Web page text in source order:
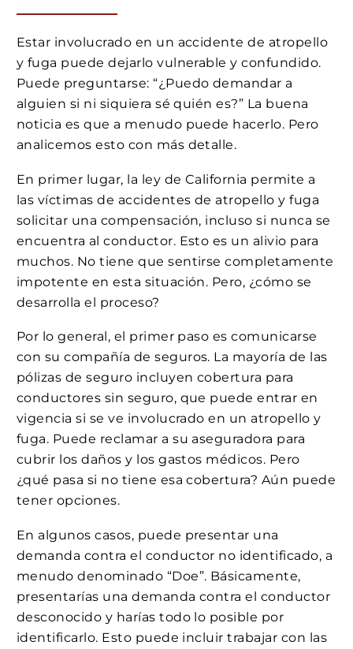
Estar involucrado en un accidente de atropello
y fuga puede dejarlo vulnerable y confundido.
Puede preguntarse: “¿Puedo demandar a
alguien si ni siquiera sé quién es?” La buena
noticia es que a menudo puede hacerlo. Pero
analicemos esto con más detalle.
En primer lugar, la ley de California permite a
las víctimas de accidentes de atropello y fuga
solicitar una compensación, incluso si nunca se
encuentra al conductor. Esto es un alivio para
muchos. No tiene que sentirse completamente
impotente en esta situación. Pero, ¿cómo se
desarrolla el proceso?
Por lo general, el primer paso es comunicarse
con su compañía de seguros. La mayoría de las
pólizas de seguro incluyen cobertura para
conductores sin seguro, que puede entrar en
vigencia si se ve involucrado en un atropello y
fuga. Puede reclamar a su aseguradora para
cubrir los daños y los gastos médicos. Pero
¿qué pasa si no tiene esa cobertura? Aún puede
tener opciones.
En algunos casos, puede presentar una
demanda contra el conductor no identificado, a
menudo denominado “Doe”. Básicamente,
presentarías una demanda contra el conductor
desconocido y harías todo lo posible por
identificarlo. Esto puede incluir trabajar con las